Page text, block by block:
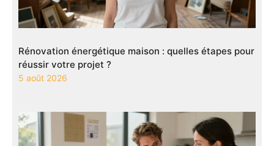
Rénovation énergétique maison : quelles étapes pour
réussir votre projet ?
5 août 2026